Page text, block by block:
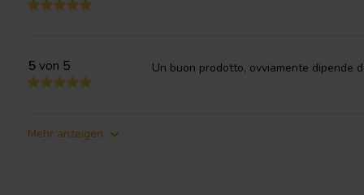
5von 5 Un buon prodotto, ovviamente dipende
Mehr anzeigen